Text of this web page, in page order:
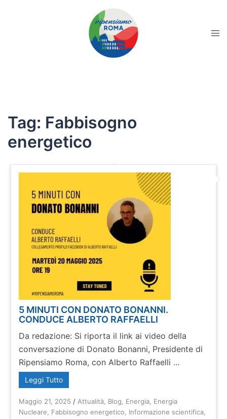
Tag: Fabbisogno
energetico
5 MINUTI CON DONATO BONANNI.
CONDUCE ALBERTO RAFFAELLI
Da redazione: Si riporta il link ai video della
conversazione di Donato Bonanni, Presidente di
Ripensiamo Roma, con Alberto Raffaelli ...
Leggi Tutto
Maggio 21, 2025 / Attualità Blog Energia Energia
Nucleare
Fabbisogno energetico Informazione scientifica